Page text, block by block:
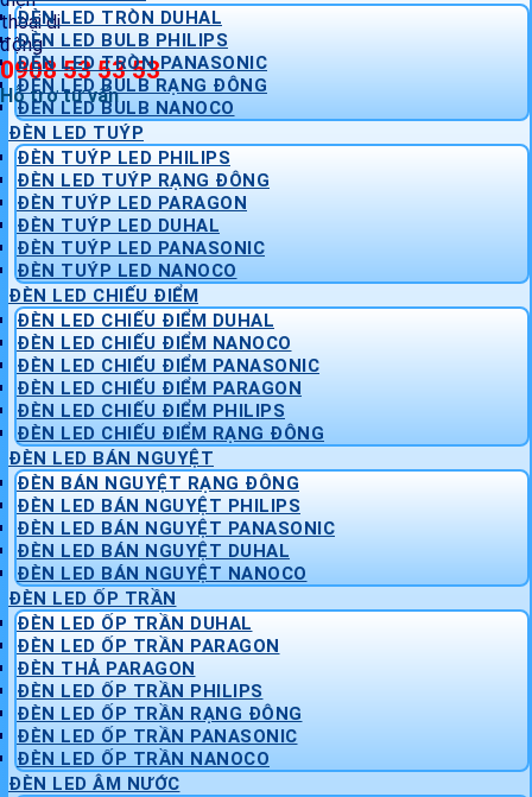
0908 53 53 53
Hỗ trợ tư vấn
ĐÈN LED TRÒN DUHAL
ĐÈN LED BULB PHILIPS
ĐÈN LED TRÒN PANASONIC
ĐÈN LED BULB RẠNG ĐÔNG
ĐÈN LED BULB NANOCO
ĐÈN LED TUÝP
ĐÈN TUÝP LED PHILIPS
ĐÈN LED TUÝP RẠNG ĐÔNG
ĐÈN TUÝP LED PARAGON
ĐÈN TUÝP LED DUHAL
ĐÈN TUÝP LED PANASONIC
ĐÈN TUÝP LED NANOCO
ĐÈN LED CHIẾU ĐIỂM
ĐÈN LED CHIẾU ĐIỂM DUHAL
ĐÈN LED CHIẾU ĐIỂM NANOCO
ĐÈN LED CHIẾU ĐIỂM PANASONIC
ĐÈN LED CHIẾU ĐIỂM PARAGON
ĐÈN LED CHIẾU ĐIỂM PHILIPS
ĐÈN LED CHIẾU ĐIỂM RẠNG ĐÔNG
ĐÈN LED BÁN NGUYỆT
ĐÈN BÁN NGUYỆT RẠNG ĐÔNG
ĐÈN LED BÁN NGUYỆT PHILIPS
ĐÈN LED BÁN NGUYỆT PANASONIC
ĐÈN LED BÁN NGUYỆT DUHAL
ĐÈN LED BÁN NGUYỆT NANOCO
ĐÈN LED ỐP TRẦN
ĐÈN LED ỐP TRẦN DUHAL
ĐÈN LED ỐP TRẦN PARAGON
ĐÈN THẢ PARAGON
ĐÈN LED ỐP TRẦN PHILIPS
ĐÈN LED ỐP TRẦN RẠNG ĐÔNG
ĐÈN LED ỐP TRẦN PANASONIC
ĐÈN LED ỐP TRẦN NANOCO
ĐÈN LED ÂM NƯỚC